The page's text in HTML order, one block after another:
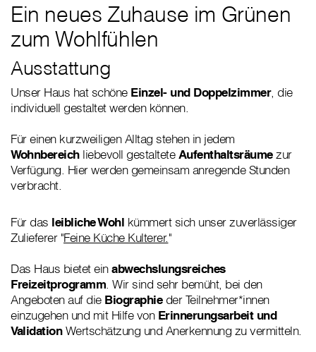
Ein neues Zuhause im Grünen
zum Wohlfühlen
Ausstattung
Unser Haus hat schöne Einzel- und Doppelzimmer, die
individuell gestaltet werden können.
Für einen kurzweiligen Alltag stehen in jedem
Wohnbereich liebevoll gestalteteAufenthaltsräumezur
Verfügung. Hier werden gemeinsam anregende Stunden
verbracht.
Für das leibliche Wohl kümmert sich unser zuverlässiger
Zulieferer "Feine Küche Kulterer."
Das Haus bietet einabwechslungsreiches
Freizeitprogramm. Wir sind sehr bemüht, bei den
Angeboten auf dieBiographie der Teilnehmer*innen
einzugehen und mit Hilfe von Erinnerungsarbeit und
ValidationWertschätzung und Anerkennung zu vermitteln.